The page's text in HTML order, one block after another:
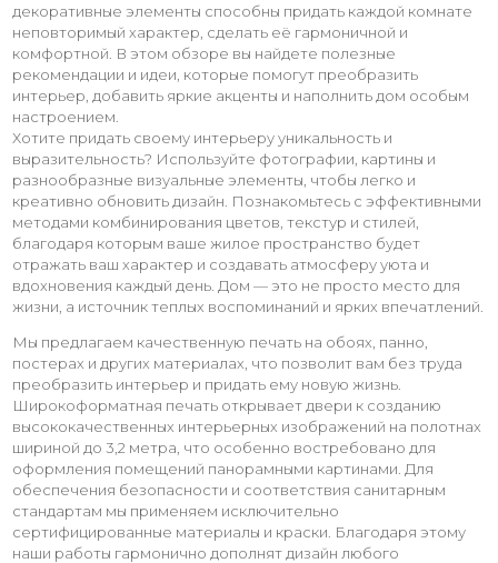
декоративные элементы способны придать каждой комнате
неповторимый характер, сделать её гармоничной и
комфортной. В этом обзоре вы найдете полезные
рекомендации и идеи, которые помогут преобразить
интерьер, добавить яркие акценты и наполнить дом особым
настроением.
Хотите придать своему интерьеру уникальность и
выразительность? Используйте фотографии, картины и
разнообразные визуальные элементы, чтобы легко и
креативно обновить дизайн. Познакомьтесь с эффективными
методами комбинирования цветов, текстур и стилей,
благодаря которым ваше жилое пространство будет
отражать ваш характер и создавать атмосферу уюта и
вдохновения каждый день. Дом — это не просто место для
жизни, а источник теплых воспоминаний и ярких впечатлений.
Мы предлагаем качественную печать на обоях, панно,
постерах и других материалах, что позволит вам без труда
преобразить интерьер и придать ему новую жизнь.
Широкоформатная печать открывает двери к созданию
высококачественных интерьерных изображений на полотнах
шириной до 3,2 метра, что особенно востребовано для
оформления помещений панорамными картинами. Для
обеспечения безопасности и соответствия санитарным
стандартам мы применяем исключительно
сертифицированные материалы и краски. Благодаря этому
наши работы гармонично дополнят дизайн любого